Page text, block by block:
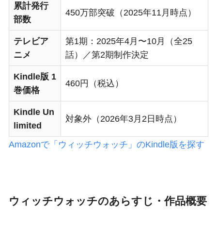
累計発行
部数
450万部突破（2025年11月時点）
テレビア
ニメ
第1期：2025年4月〜10月（全25
話）／第2期制作決定
Kindle版 1
巻価格
460円（税込）
Kindle Un
limited
対象外（2026年3月2日時点）
Amazonで「ウィッチウォッチ」のKindle版を探す
ウィッチウォッチのあらすじ・作品概要